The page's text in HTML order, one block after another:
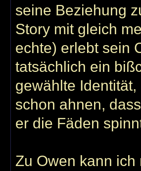
seine Beziehung
Story mit gleich
echte) erlebt sein
tatsächlich ein
gewählte
schon ahnen,
er die Fäden
Zu Owen kann